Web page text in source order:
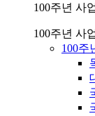
100주년 사
100주년 사
100주